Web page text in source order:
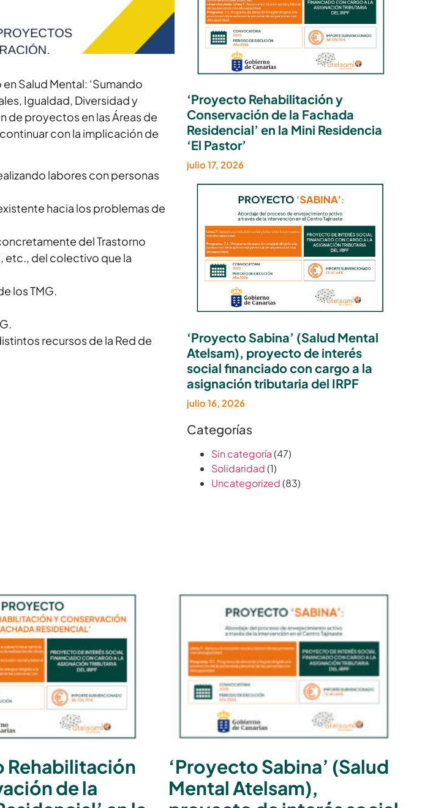
Salud Mental: ‘Sumando
Igualdad, Diversidad y
de proyectos en las Áreas de
con la implicación de
labores con personas
hacia los problemas de
del Trastorno
etc., del colectivo que la
los TMG.
recursos de la Red de
‘Proyecto Rehabilitación y
Conservación de la Fachada
Residencial’ en la Mini Residencia
‘El Pastor’
julio 17, 2026
‘Proyecto Sabina’ (Salud Mental
Atelsam), proyecto de interés
social financiado con cargo a la
asignación tributaria del IRPF
julio 16, 2026
Categorías
Sin categoría(47)
Solidaridad(1)
Uncategorized(83)
Rehabilitación
de la
‘Proyecto Sabina’ (Salud
Mental Atelsam),